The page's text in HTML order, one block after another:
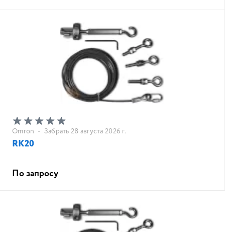
Omron • Забрать 28 августа 2026 г.
RK20
По запросу